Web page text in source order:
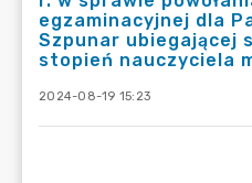
egzaminacyjnej dla
Szpunar ubiegającej
stopień nauczyciela
2024-08-19 15:23